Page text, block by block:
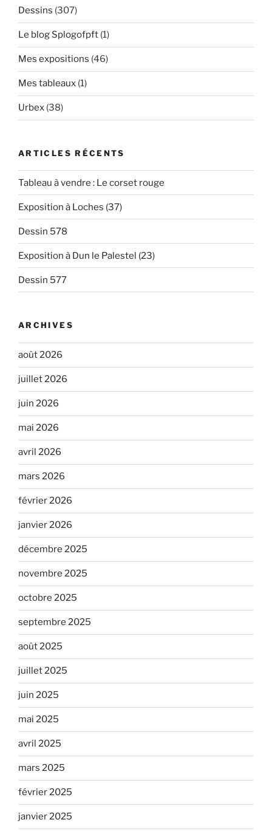
Dessins (307)
Le blog Splogofpft (1)
Mes expositions (46)
Mes tableaux (1)
Urbex (38)
ARTICLES RÉCENTS
Tableau à vendre : Le corset rouge
Exposition à Loches (37)
Dessin 578
Exposition à Dun le Palestel (23)
Dessin 577
ARCHIVES
août 2026
juillet 2026
juin 2026
mai 2026
avril 2026
mars 2026
février 2026
janvier 2026
décembre 2025
novembre 2025
octobre 2025
septembre 2025
août 2025
juillet 2025
juin 2025
mai 2025
avril 2025
mars 2025
février 2025
janvier 2025